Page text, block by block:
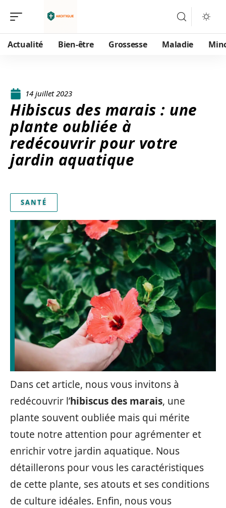
Actualité Bien-être Grossesse Maladie
14 juillet 2023
Hibiscus des marais : une
plante oubliée à
redécouvrir pour votre
jardin aquatique
SANTÉ
Dans cet article, nous vous invitons à
redécouvrir l’hibiscus des marais, une
plante souvent oubliée mais qui mérite
toute notre attention pour agrémenter et
enrichir votre jardin aquatique. Nous
détaillerons pour vous les caractéristiques
de cette plante, ses atouts et ses conditions
de culture idéales. Enfin, nous vous